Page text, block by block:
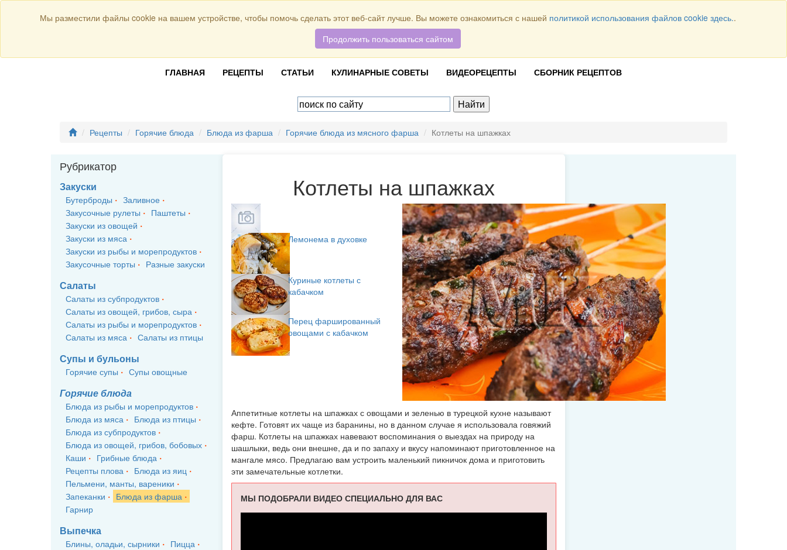
Всего рецептов 1064
ГЛАВНАЯ РЕЦЕПТЫ СТАТЬИ КУЛИНАРНЫЕ СОВЕТЫ ВИДЕОРЕЦЕПТЫ СБОРНИК РЕЦЕПТОВ
Рецепты Горячие блюда Блюда из фарша Горячие блюда из мясного фарша Котлеты на шпажках
Рубрикатор
Закуски
Бутерброды
Заливное
Закусочные рулеты
Паштеты
Закуски из овощей
Закуски из мяса
Закуски из рыбы и морепродуктов
Закусочные торты
Разные закуски
Салаты
Салаты из субпродуктов
Салаты из овощей, грибов, сыра
Салаты из рыбы и морепродуктов
Салаты из мяса
Салаты из птицы
Супы и бульоны
Горячие супы Супы овощные
Горячие блюда
Блюда из рыбы и морепродуктов
Блюда из мяса
Блюда из птицы
Блюда из субпродуктов
Блюда из овощей, грибов, бобовых
Каши
Грибные блюда
Рецепты плова
Блюда из яиц
Пельмени, манты, вареники
Запеканки
Блюда из фарша
Гарнир
Выпечка
Блины, оладьи, сырники
Пицца
Котлеты на шпажках
Лемонема в духовке
Куриные котлеты с
кабачком
Перец фаршированный
овощами с кабачком
Аппетитные котлеты на шпажках с овощами и зеленью в турецкой кухне называют
кефте. Готовят их чаще из баранины, но в данном случае я использовала говяжий
фарш. Котлеты на шпажках навевают воспоминания о выездах на природу на
шашлыки, ведь они внешне, да и по запаху и вкусу напоминают приготовленное на
мангале мясо. Предлагаю вам устроить маленький пикничок дома и приготовить
эти замечательные котлетки.
МЫ ПОДОБРАЛИ ВИДЕО СПЕЦИАЛЬНО ДЛЯ ВАС
Мы разместили файлы cookie на вашем устройстве, чтобы помочь сделать этот веб-сайт лучше. Вы можете ознакомиться с нашей политикой использования файлов cookie здесь..
Продолжить пользоваться сайтом